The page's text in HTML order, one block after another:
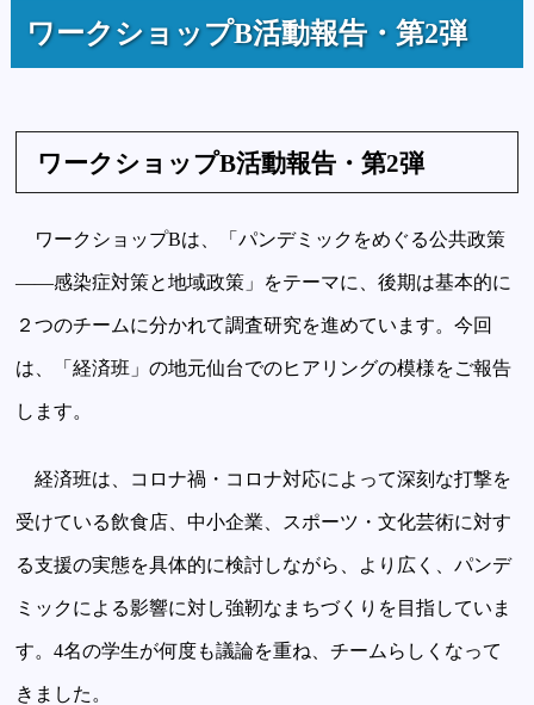
ワークショップB活動報告・第2弾
ワークショップB活動報告・第2弾
ワークショップBは、「パンデミックをめぐる公共政策
――感染症対策と地域政策」をテーマに、後期は基本的に
２つのチームに分かれて調査研究を進めています。今回
は、「経済班」の地元仙台でのヒアリングの模様をご報告
します。
経済班は、コロナ禍・コロナ対応によって深刻な打撃を
受けている飲食店、中小企業、スポーツ・文化芸術に対す
る支援の実態を具体的に検討しながら、より広く、パンデ
ミックによる影響に対し強靭なまちづくりを目指していま
す。4名の学生が何度も議論を重ね、チームらしくなって
きました。